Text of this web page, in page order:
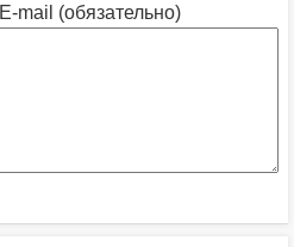
E-mail (обязательно)